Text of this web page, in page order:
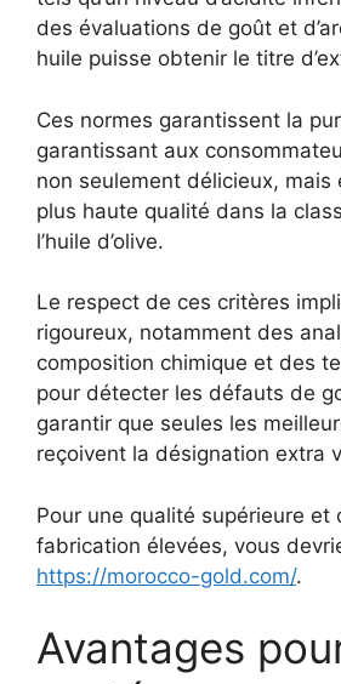
des évaluations de goût et
huile puisse obtenir le titre
Ces normes garantissent la
garantissant aux
non seulement délicieux, mais
plus haute qualité dans la
l’huile d’olive.
Le respect de ces critères
rigoureux, notamment des
composition chimique et des
pour détecter les défauts de
garantir que seules les
reçoivent la désignation extra
Pour une qualité supérieure et
fabrication élevées, vous
https://morocco-gold.com/.
Avantages